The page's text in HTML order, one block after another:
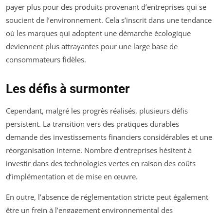
payer plus pour des produits provenant d’entreprises qui se
soucient de l’environnement. Cela s’inscrit dans une tendance
où les marques qui adoptent une démarche écologique
deviennent plus attrayantes pour une large base de
consommateurs fidèles.
Les défis à surmonter
Cependant, malgré les progrès réalisés, plusieurs défis
persistent. La transition vers des pratiques durables
demande des investissements financiers considérables et une
réorganisation interne. Nombre d’entreprises hésitent à
investir dans des technologies vertes en raison des coûts
d’implémentation et de mise en œuvre.
En outre, l’absence de réglementation stricte peut également
être un frein à l’engagement environnemental des